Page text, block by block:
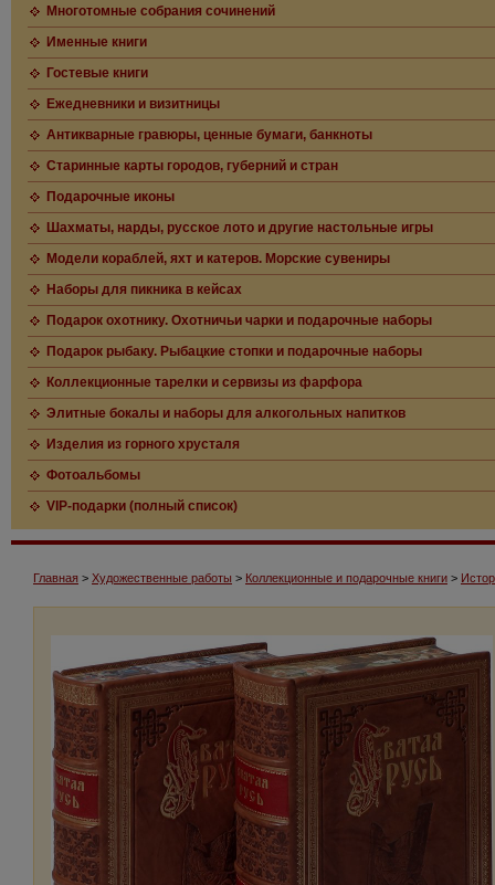
Многотомные собрания сочинений
Именные книги
Гостевые книги
Ежедневники и визитницы
Антикварные гравюры, ценные бумаги, банкноты
Старинные карты городов, губерний и стран
Подарочные иконы
Шахматы, нарды, русское лото и другие настольные игры
Модели кораблей, яхт и катеров. Морские сувениры
Наборы для пикника в кейсах
Подарок охотнику. Охотничьи чарки и подарочные наборы
Подарок рыбаку. Рыбацкие стопки и подарочные наборы
Коллекционные тарелки и сервизы из фарфора
Элитные бокалы и наборы для алкогольных напитков
Изделия из горного хрусталя
Фотоальбомы
VIP-подарки (полный список)
Главная > Художественные работы > Коллекционные и подарочные книги >